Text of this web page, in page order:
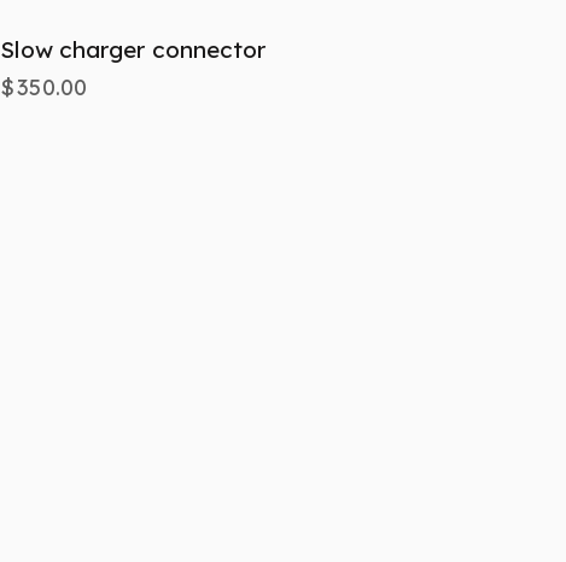
Slow charger connector
$350.00